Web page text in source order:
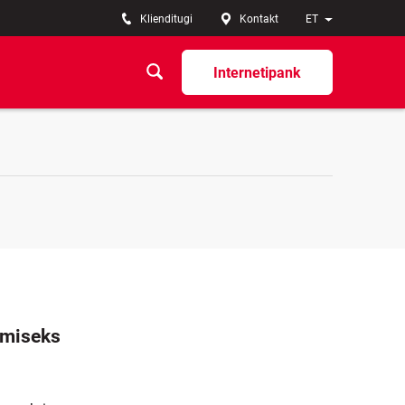
ET
Klienditugi Kontakt
Internetipank